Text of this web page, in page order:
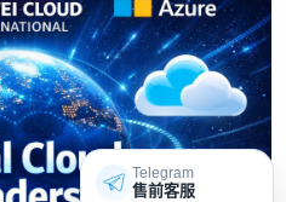
Telegram
售前客服